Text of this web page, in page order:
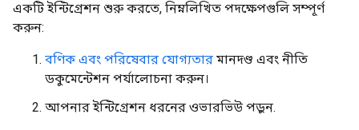
একটি ইন্টিগ্রেশন শুরু করতে, নিম্নলিখিত পদক্ষেপগুলি সম্পূর্ণ
করুন:
বণিক এবং পরিষেবার যোগ্যতার মানদণ্ড এবং নীতি
ডকুমেন্টেশন পর্যালোচনা করুন।
আপনার ইন্টিগ্রেশন ধরনের ওভারভিউ পড়ুন.